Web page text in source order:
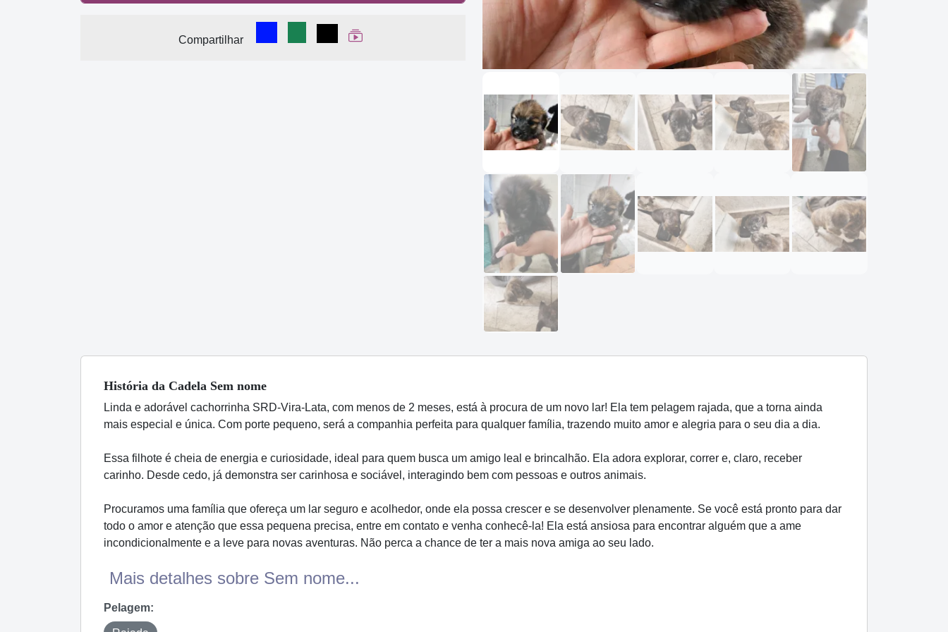
Compartilhar
Compartilhar no Facebook
Compartilhar no WhatsApp
Compartilhar
Ver Web Story
História da Cadela Sem nome
Linda e adorável cachorrinha SRD-Vira-Lata, com menos de 2 meses, está à procura de um novo lar! Ela tem pelagem rajada, que a torna ainda
mais especial e única. Com porte pequeno, será a companhia perfeita para qualquer família, trazendo muito amor e alegria para o seu dia a dia.
Essa filhote é cheia de energia e curiosidade, ideal para quem busca um amigo leal e brincalhão. Ela adora explorar, correr e, claro, receber
carinho. Desde cedo, já demonstra ser carinhosa e sociável, interagindo bem com pessoas e outros animais.
Procuramos uma família que ofereça um lar seguro e acolhedor, onde ela possa crescer e se desenvolver plenamente. Se você está pronto para dar
todo o amor e atenção que essa pequena precisa, entre em contato e venha conhecê-la! Ela está ansiosa para encontrar alguém que a ame
incondicionalmente e a leve para novas aventuras. Não perca a chance de ter a mais nova amiga ao seu lado.
Mais detalhes sobre Sem nome...
Pelagem: